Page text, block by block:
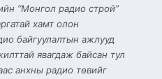
“Монгол радио строй”
хамт олон
байгуулалтын ажлууд
явагдаж байсан тул
анхны радио төвийг